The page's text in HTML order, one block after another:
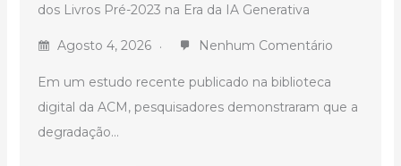
dos Livros Pré-2023 na Era da IA Generativa
Agosto 4, 2026 Nenhum Comentário
Em um estudo recente publicado na biblioteca
digital da ACM, pesquisadores demonstraram que a
degradação...